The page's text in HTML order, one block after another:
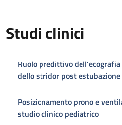
Studi clinici
Ruolo predittivo
dello stridor post
Posizionamento prono e
studio clinico pediatrico